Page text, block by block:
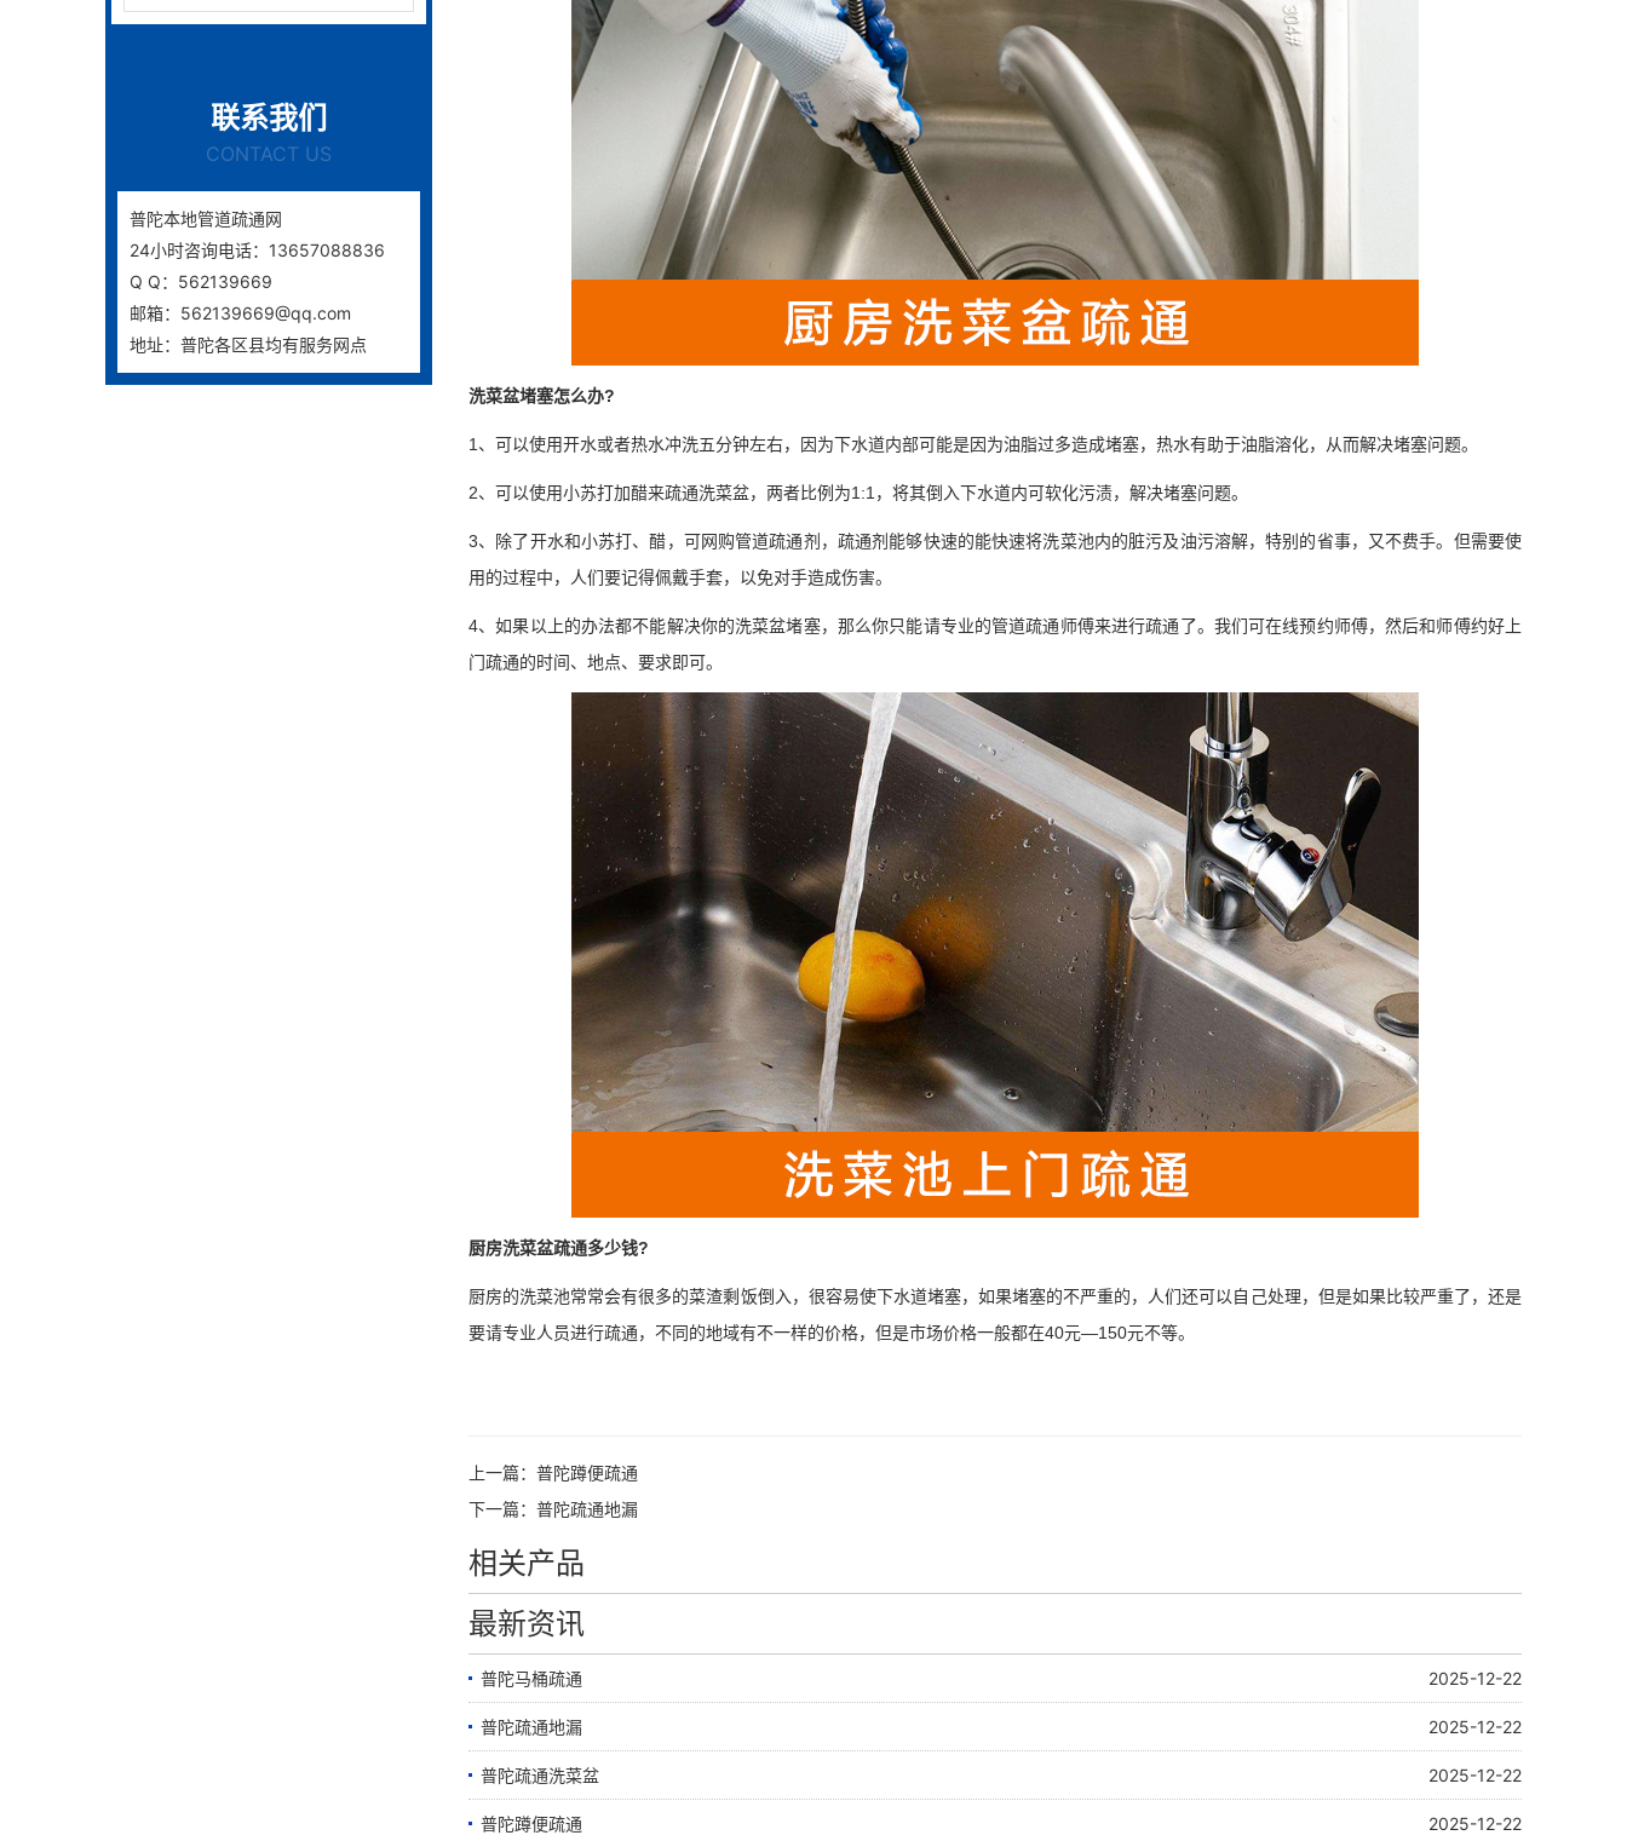
联系我们
CONTACT US
普陀本地管道疏通网
24小时咨询电话：13657088836
Q Q：562139669
邮箱：562139669@qq.com
地址：普陀各区县均有服务网点
洗菜盆堵塞怎么办?
1、可以使用开水或者热水冲洗五分钟左右，因为下水道内部可能是因为油脂过多造成堵塞，热水有助于油脂溶化，从而解决堵塞问题。
2、可以使用小苏打加醋来疏通洗菜盆，两者比例为1:1，将其倒入下水道内可软化污渍，解决堵塞问题。
3、除了开水和小苏打、醋，可网购管道疏通剂，疏通剂能够快速的能快速将洗菜池内的脏污及油污溶解，特别的省事，又不费手。但需要使
用的过程中，人们要记得佩戴手套，以免对手造成伤害。
4、如果以上的办法都不能解决你的洗菜盆堵塞，那么你只能请专业的管道疏通师傅来进行疏通了。我们可在线预约师傅，然后和师傅约好上
门疏通的时间、地点、要求即可。
厨房洗菜盆疏通多少钱?
厨房的洗菜池常常会有很多的菜渣剩饭倒入，很容易使下水道堵塞，如果堵塞的不严重的，人们还可以自己处理，但是如果比较严重了，还是
要请专业人员进行疏通，不同的地域有不一样的价格，但是市场价格一般都在40元—150元不等。
上一篇： 普陀蹲便疏通
下一篇： 普陀疏通地漏
相关产品
最新资讯
普陀马桶疏通 2025-12-22
普陀疏通地漏 2025-12-22
普陀疏通洗菜盆 2025-12-22
普陀蹲便疏通 2025-12-22